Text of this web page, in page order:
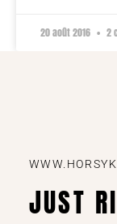
20 août 2016 2
JUST